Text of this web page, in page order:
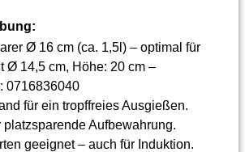
Ø 16 cm (ca. 1,5l) – optimal für
Ø 14,5 cm, Höhe: 20 cm –
0716836040
für ein tropffreies Ausgießen.
platzsparende Aufbewahrung.
geeignet – auch für Induktion.